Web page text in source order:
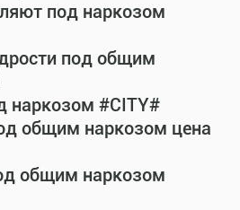
под наркозом
под общим
наркозом #CITY#
общим наркозом цена
общим наркозом